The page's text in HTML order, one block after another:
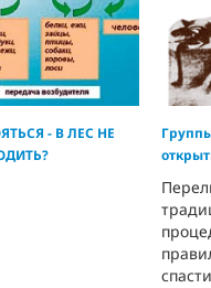
- В ЛЕС НЕ